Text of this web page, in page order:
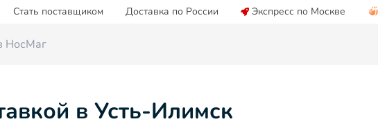
Стать поставщиком Доставка по России Экспресс по Москве
в Усть-Илимск